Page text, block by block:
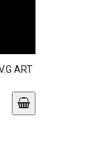
ART